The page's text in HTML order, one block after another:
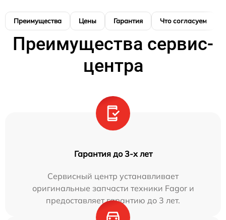
Преимущества Цены Гарантия Что согласуем
Преимущества сервис-
центра
Гарантия до 3-х лет
Сервисный центр устанавливает
оригинальные запчасти техники Fagor и
предоставляет гарантию до 3 лет.